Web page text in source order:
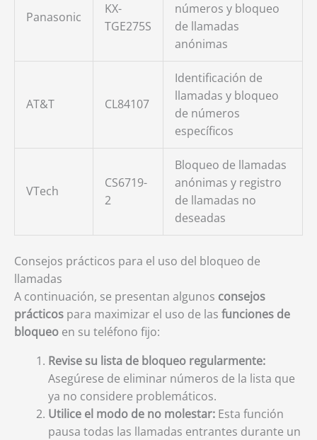
Panasonic
KX-
TGE275S
números y bloqueo
de llamadas
anónimas
AT&T CL84107
Identificación de
llamadas y bloqueo
de números
específicos
VTech
CS6719-
2
Bloqueo de llamadas
anónimas y registro
de llamadas no
deseadas
Consejos prácticos para el uso del bloqueo de
llamadas
A continuación, se presentan algunos consejos
prácticos para maximizar el uso de las funciones de
bloqueo en su teléfono fijo:
Revise su lista de bloqueo regularmente:
Asegúrese de eliminar números de la lista que
ya no considere problemáticos.
Utilice el modo de no molestar: Esta función
pausa todas las llamadas entrantes durante un